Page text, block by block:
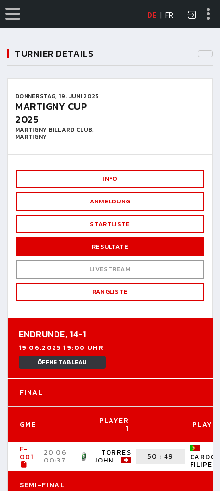
DE | FR
TURNIER DETAILS
DONNERSTAG, 19. JUNI 2025
MARTIGNY CUP
2025
MARTIGNY BILLARD CLUB,
MARTIGNY
INFO
ANMELDUNG
STARTLISTE
RESULTATE
LIVESTREAM
RANGLISTE
ENDRUNDE, 14-1
19.06.2025 19:00 UHR
ÖFFNE TABLEAU
FINAL
GME PLAYER
1
F-
001 20.06
00:37
TORRES
JOHN 50 :49
FILIPE
SEMI-FINAL